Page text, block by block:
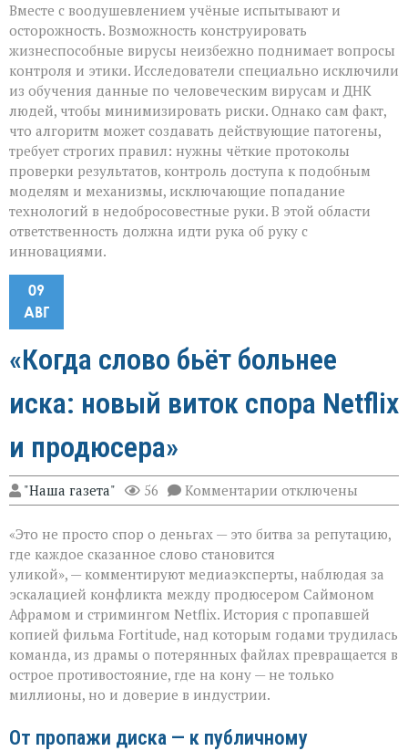
Вместе с воодушевлением учёные испытывают и
осторожность. Возможность конструировать
жизнеспособные вирусы неизбежно поднимает вопросы
контроля и этики. Исследователи специально исключили
из обучения данные по человеческим вирусам и ДНК
людей, чтобы минимизировать риски. Однако сам факт,
что алгоритм может создавать действующие патогены,
требует строгих правил: нужны чёткие протоколы
проверки результатов, контроль доступа к подобным
моделям и механизмы, исключающие попадание
технологий в недобросовестные руки. В этой области
ответственность должна идти рука об руку с
инновациями.
09
АВГ
«Когда слово бьёт больнее
иска: новый виток спора Netflix
и продюсера»
"Наша газета" 56 Комментарии к
записи
слово
больнее
иска:
новый
виток
спора
Netflix
и
продюсера»
отключены
«Это не просто спор о деньгах — это битва за репутацию,
где каждое сказанное слово становится
уликой», — комментируют медиаэксперты, наблюдая за
эскалацией конфликта между продюсером Саймоном
Афрамом и стримингом Netflix. История с пропавшей
копией фильма Fortitude, над которым годами трудилась
команда, из драмы о потерянных файлах превращается в
острое противостояние, где на кону — не только
миллионы, но и доверие в индустрии.
От пропажи диска — к публичному